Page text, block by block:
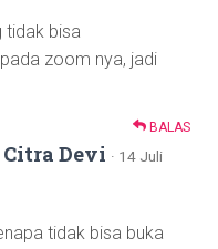
tidak bisa
zoom nya, jadi
BALAS
Devi · 14 Juli
tidak bisa buka